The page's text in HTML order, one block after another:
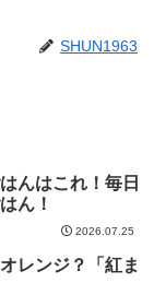
SHUN1963
んはこれ！毎日
ん！
2026.07.25
レンジ？「紅ま